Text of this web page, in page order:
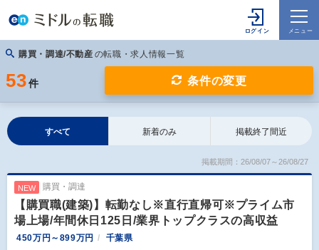
購買・調達/不動産 の転職・求人情報一覧
53 件 条件の変更
すべて 新着のみ 掲載終了間近
掲載期間：26/08/07～26/08/27
NEW 購買・調達
【購買職(建築)】転勤なし※直行直帰可※プライム市
場上場/年間休日125日/業界トップクラスの高収益
450万円～899万円 千葉県